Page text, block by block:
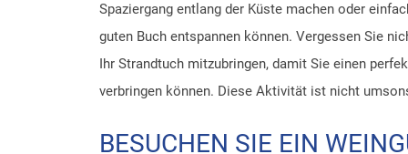
Spaziergang entlang der Küste machen oder
guten Buch entspannen können. Vergessen Sie
Ihr Strandtuch mitzubringen, damit Sie einen
verbringen können. Diese Aktivität ist nicht
BESUCHEN SIE EIN